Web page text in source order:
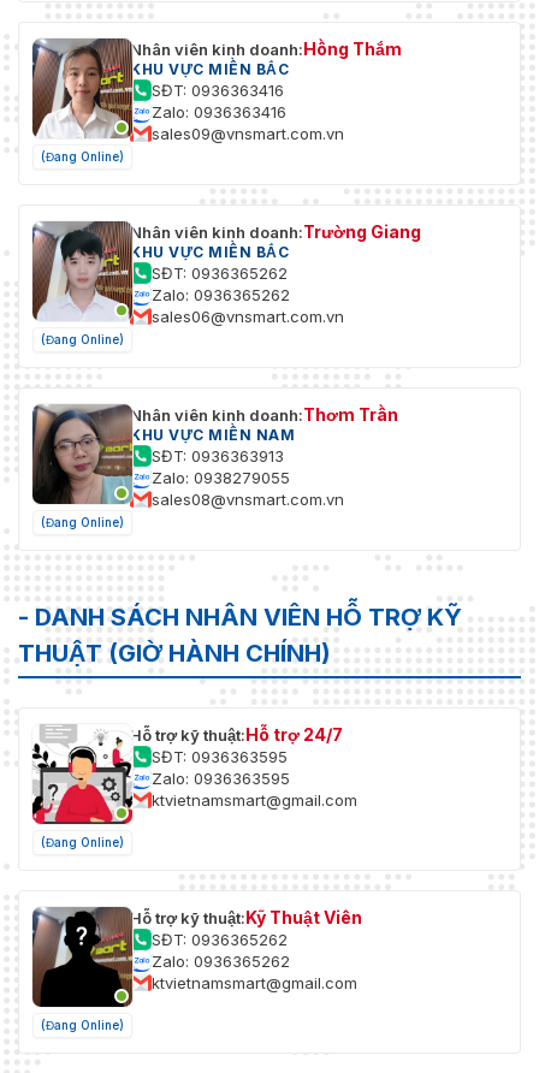
(Đang Online)
Nhân viên kinh doanh:Hồng Thắm
KHU VỰC MIỀN BẮC
SĐT: 0936363416
Zalo: 0936363416
sales09@vnsmart.com.vn
(Đang Online)
Nhân viên kinh doanh:Trường Giang
KHU VỰC MIỀN BẮC
SĐT: 0936365262
Zalo: 0936365262
sales06@vnsmart.com.vn
(Đang Online)
Nhân viên kinh doanh:Thơm Trần
KHU VỰC MIỀN NAM
SĐT: 0936363913
Zalo: 0938279055
sales08@vnsmart.com.vn
- DANH SÁCH NHÂN VIÊN HỖ TRỢ KỸ
THUẬT (GIỜ HÀNH CHÍNH)
(Đang Online)
Hỗ trợ kỹ thuật:Hỗ trợ 24/7
SĐT: 0936363595
Zalo: 0936363595
ktvietnamsmart@gmail.com
(Đang Online)
Hỗ trợ kỹ thuật:Kỹ Thuật Viên
SĐT: 0936365262
Zalo: 0936365262
ktvietnamsmart@gmail.com